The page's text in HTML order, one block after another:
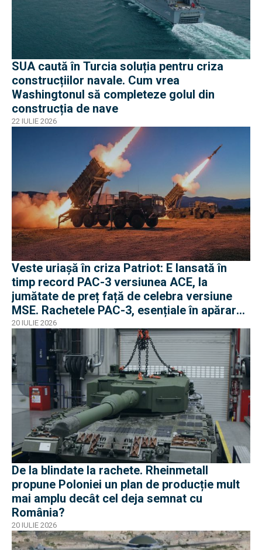
SUA caută în Turcia soluția pentru criza
construcțiilor navale. Cum vrea
Washingtonul să completeze golul din
construcția de nave
22 IULIE 2026
Veste uriașă în criza Patriot: E lansată în
timp record PAC-3 versiunea ACE, la
jumătate de preț față de celebra versiune
MSE. Rachetele PAC-3, esențiale în apărarea
antibalistică
20 IULIE 2026
De la blindate la rachete. Rheinmetall
propune Poloniei un plan de producție mult
mai amplu decât cel deja semnat cu
România?
20 IULIE 2026